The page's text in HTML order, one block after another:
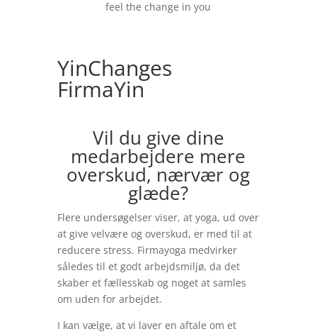
feel the change in you
YinChanges
FirmaYin
Vil du give dine
medarbejdere mere
overskud, nærvær og
glæde?
Flere undersøgelser viser, at yoga, ud over
at give velvære og overskud, er med til at
reducere stress. Firmayoga medvirker
således til et godt arbejdsmiljø, da det
skaber et fællesskab og noget at samles
om uden for arbejdet.
I kan vælge, at vi laver en aftale om et